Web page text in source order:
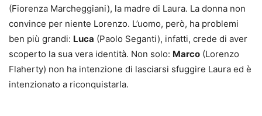
(Fiorenza Marcheggiani), la madre di Laura. La donna non
convince per niente Lorenzo. L’uomo, però, ha problemi
ben più grandi: Luca (Paolo Seganti), infatti, crede di aver
scoperto la sua vera identità. Non solo: Marco (Lorenzo
Flaherty) non ha intenzione di lasciarsi sfuggire Laura ed è
intenzionato a riconquistarla.